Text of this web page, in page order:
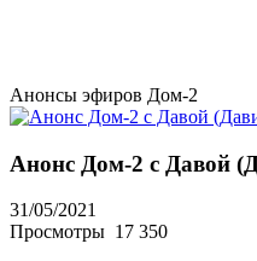
Анонсы эфиров Дом-2
Анонс Дом-2 с Давой
31/05/2021
Просмотры 17 350